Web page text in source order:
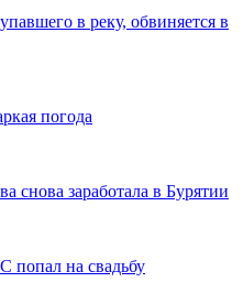
в реку, обвиняется в
погода
снова заработала в Бурятии
попал на свадьбу